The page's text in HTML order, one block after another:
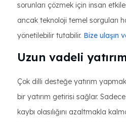
sorunları çözmek için insan
ancak teknoloji temel sorguları
yönetilebilir tutabilir. Bize ulaşın
Uzun vadeli
Çok dilli desteğe yatırım
bir yatırım getirisi sağlar.
kaybı olasılığını azaltmakla